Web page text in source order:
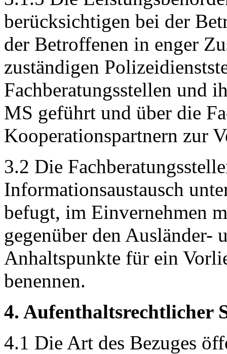
berücksichtigen bei der
der Betroffenen in enger
zuständigen
Fachberatungsstellen und
MS geführt und über die
Kooperationspartnern zur
3.2 Die
Informationsaustausch
befugt, im Einvernehmen
gegenüber den Ausländer-
Anhaltspunkte für ein
benennen.
4. Aufenthaltsrechtlicher
4.1 Die Art des Bezuges